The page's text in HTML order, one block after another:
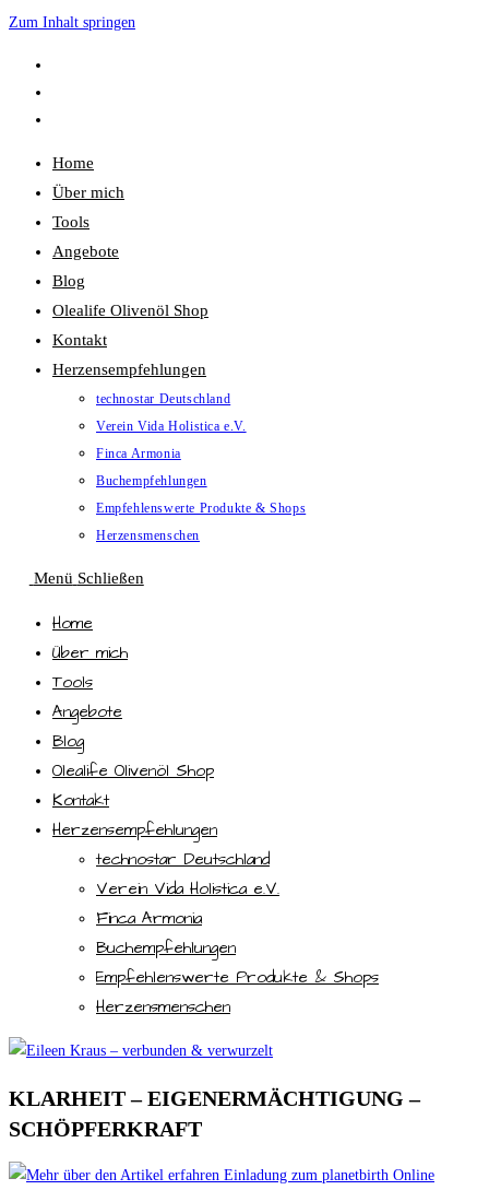
Zum Inhalt springen
Home
Über mich
Tools
Angebote
Blog
Olealife Olivenöl Shop
Kontakt
Herzensempfehlungen
technostar Deutschland
Verein Vida Holistica e.V.
Finca Armonia
Buchempfehlungen
Empfehlenswerte Produkte & Shops
Herzensmenschen
Menü Schließen
Home
Über mich
Tools
Angebote
Blog
Olealife Olivenöl Shop
Kontakt
Herzensempfehlungen
technostar Deutschland
Verein Vida Holistica e.V.
Finca Armonia
Buchempfehlungen
Empfehlenswerte Produkte & Shops
Herzensmenschen
KLARHEIT – EIGENERMÄCHTIGUNG –
SCHÖPFERKRAFT